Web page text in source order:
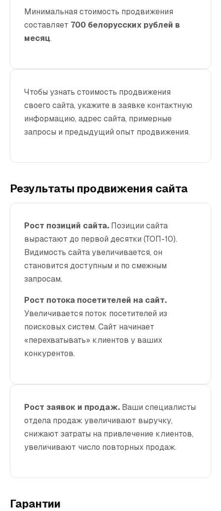
Минимальная стоимость продвижения
составляет 700 белорусских рублей в
месяц.
Чтобы узнать стоимость продвижения
своего сайта, укажите в заявке контактную
информацию, адрес сайта, примерные
запросы и предыдущий опыт продвижения.
Результаты продвижения сайта
Рост позиций сайта. Позиции сайта
вырастают до первой десятки (ТОП-10).
Видимость сайта увеличивается, он
становится доступным и по смежным
запросам.
Рост потока посетителей на сайт.
Увеличивается поток посетителей из
поисковых систем. Сайт начинает
«перехватывать» клиентов у ваших
конкурентов.
Рост заявок и продаж. Ваши специалисты
отдела продаж увеличивают выручку,
снижают затраты на привлечение клиентов,
увеличивают число повторных продаж.
Гарантии